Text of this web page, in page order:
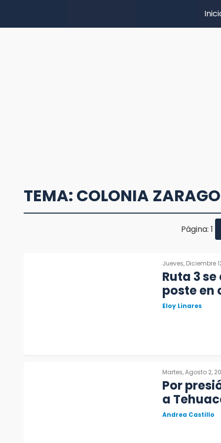
TEMA: COLONIA
Página: 1
Jueves, Diciembre
Ruta 3
poste en
Eloy Linares
Martes, Agosto 2,
Por
a
Andrea Castillo